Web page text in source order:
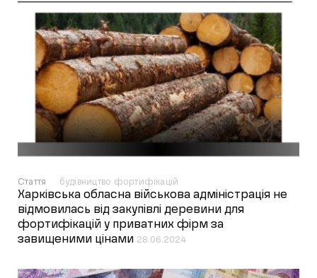
Стаття будівництво фортифікацій
Харківська обласна військова адміністрація не
відмовилась від закупівлі деревини для
фортифікацій у приватних фірм за
завищеними цінами 28.06.2024